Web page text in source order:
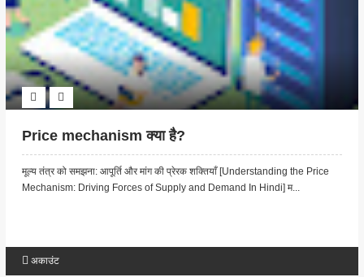
Price mechanism क्या है?
मूल्य तंत्र को समझना: आपूर्ति और मांग की प्रेरक शक्तियाँ [Understanding the Price
Mechanism: Driving Forces of Supply and Demand In Hindi] म...
अकाउंट